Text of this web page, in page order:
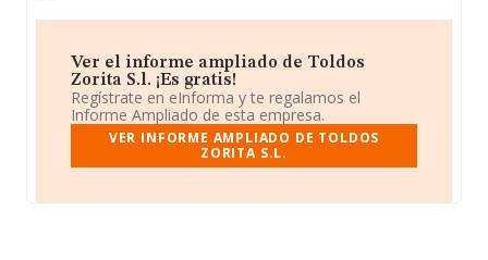
Ver el informe ampliado de Toldos
Zorita S.l. ¡Es gratis!
Regístrate en eInforma y te regalamos el
Informe Ampliado de esta empresa.
VER INFORME AMPLIADO DE TOLDOS
ZORITA S.L.